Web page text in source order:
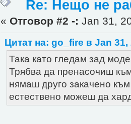
Re: Нещо не
« Отговор #2 -: Jan 31,
Цитат на: go_fire в Jan 31,
Така като гледам зад
Трябва да пренасочиш
нямаш друго закачено
естествено можеш да